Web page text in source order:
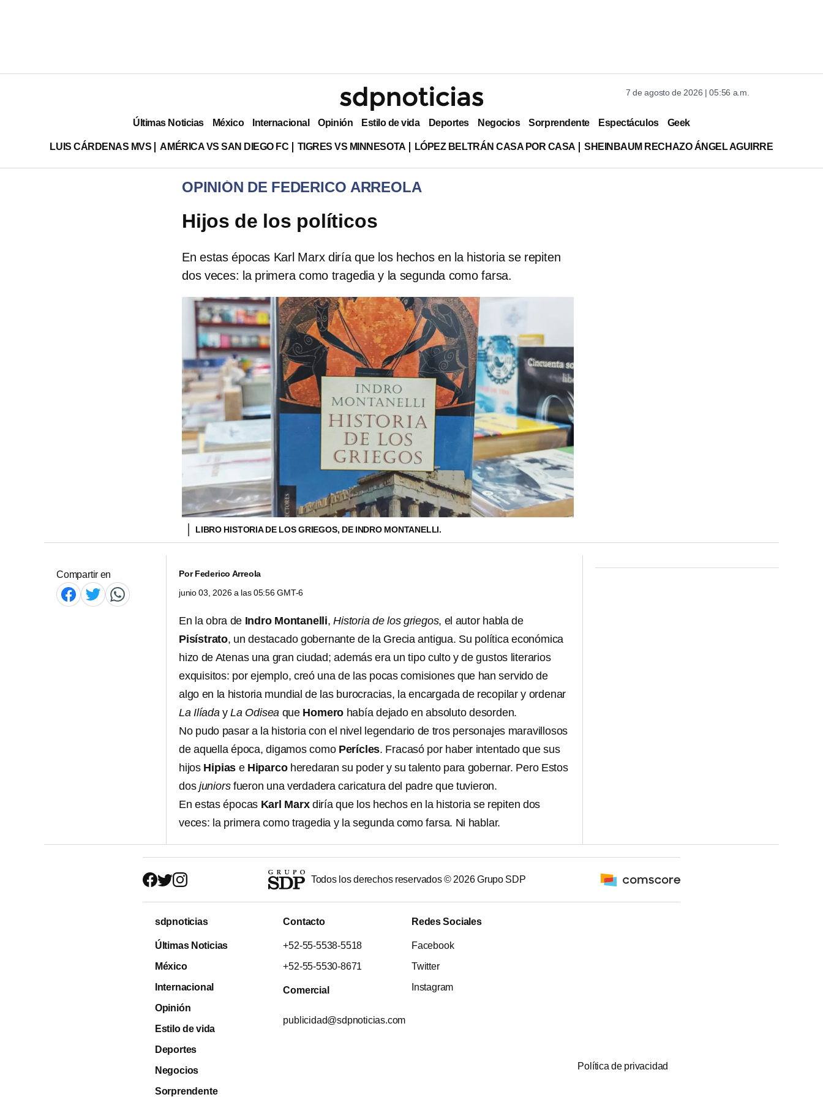
7 de agosto de 2026 | 05:56 a.m.
Últimas Noticias México Internacional Opinión Estilo de vida Deportes Negocios Sorprendente Espectáculos Geek
LUIS CÁRDENAS MVS AMÉRICA VS SAN DIEGO FC TIGRES VS MINNESOTA LÓPEZ BELTRÁN CASA POR CASA SHEINBAUM RECHAZO ÁNGEL AGUIRRE
OPINIÓN DE FEDERICO ARREOLA
Hijos de los políticos
En estas épocas Karl Marx diría que los hechos en la historia se repiten
dos veces: la primera como tragedia y la segunda como farsa.
LIBRO HISTORIA DE LOS GRIEGOS, DE INDRO MONTANELLI.
Compartir en PorFederico Arreola
junio 03, 2026 a las 05:56 GMT-6
En la obra de Indro Montanelli,Historia de los griegos, el autor habla de
Pisístrato, un destacado gobernante de la Grecia antigua. Su política económica
hizo de Atenas una gran ciudad; además era un tipo culto y de gustos literarios
exquisitos: por ejemplo, creó una de las pocas comisiones que han servido de
algo en la historia mundial de las burocracias, la encargada de recopilar y ordenar
La IlíadayLa Odisea que Homero había dejado en absoluto desorden.
No pudo pasar a la historia con el nivel legendario de tros personajes maravillosos
de aquella época, digamos como Perícles. Fracasó por haber intentado que sus
hijos Hipias eHiparcoheredaran su poder y su talento para gobernar. Pero Estos
dos juniorsfueron una verdadera caricatura del padre que tuvieron.
En estas épocas Karl Marxdiría que los hechos en la historia se repiten dos
veces: la primera como tragedia y la segunda como farsa. Ni hablar.
Todos los derechos reservados © 2026Grupo SDP
sdpnoticias
Últimas Noticias
México
Internacional
Opinión
Estilo de vida
Deportes
Negocios
Sorprendente
Contacto
+52-55-5538-5518
+52-55-5530-8671
Comercial
publicidad@sdpnoticias.com
Redes Sociales
Facebook
Twitter
Instagram
Política de privacidad